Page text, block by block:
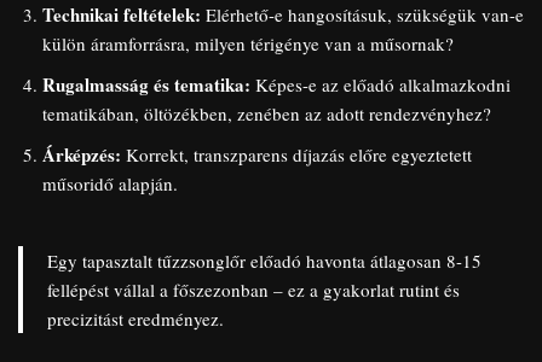
Technikai feltételek: Elérhető-e hangosításuk, szükségük van-e
külön áramforrásra, milyen térigénye van a műsornak?
Rugalmasság és tematika: Képes-e az előadó alkalmazkodni
tematikában, öltözékben, zenében az adott rendezvényhez?
Árképzés: Korrekt, transzparens díjazás előre egyeztetett
műsoridő alapján.
Egy tapasztalt tűzzsonglőr előadó havonta átlagosan 8-15
fellépést vállal a főszezonban – ez a gyakorlat rutint és
precizitást eredményez.